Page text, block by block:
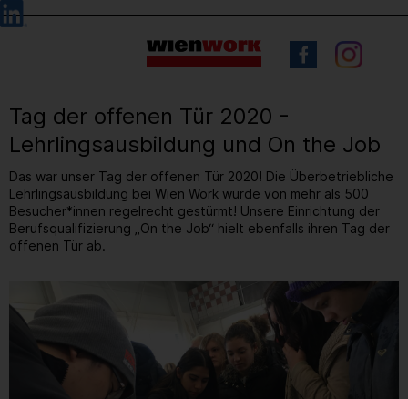
Barrierefreie
Bedienung
Sprachauswahl
Tag der offenen Tür 2020 -
Lehrlingsausbildung und On the Job
Das war unser Tag der offenen Tür 2020! Die Überbetriebliche
Lehrlingsausbildung bei Wien Work wurde von mehr als 500
Besucher*innen regelrecht gestürmt! Unsere Einrichtung der
Berufsqualifizierung „On the Job“ hielt ebenfalls ihren Tag der
offenen Tür ab.